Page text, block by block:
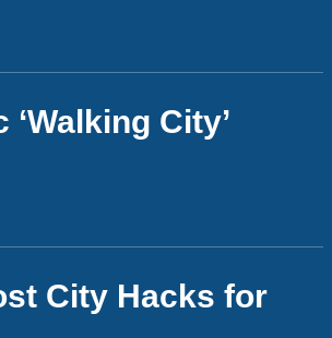
City’
City Hacks for